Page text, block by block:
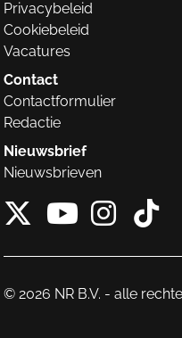
Privacybeleid
Cookiebeleid
Vacatures
Contact
Contactformulier
Redactie
Nieuwsbrief
Nieuwsbrieven
X van
© 2026 NR B.V. - alle